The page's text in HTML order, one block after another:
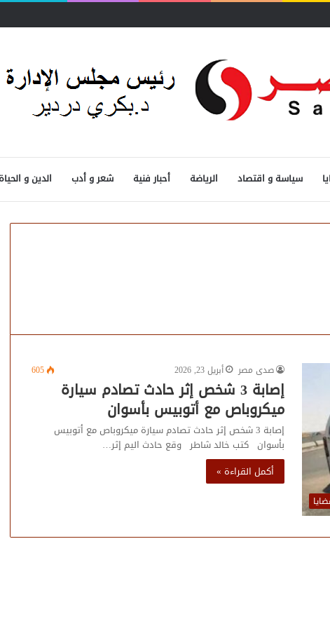
المصرفية
سياسة و اقتصاد الرياضة أحبار فنية شعر و أدب الدين و الحياة
صدى مصر أبريل 23, 2026 605
إصابة 3 شخص إثر حادث تصادم سيارة
ميكروباص مع أتوبيس بأسوان
إصابة 3 شخص إثر حادث تصادم سيارة ميكروباص مع أتوبيس
بأسوان كتب خالد شاطر وقع حادث اليم إثر…
أكمل القراءة »